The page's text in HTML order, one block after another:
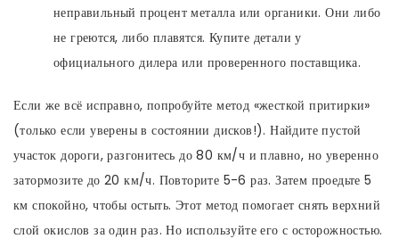
неправильный процент металла или органики. Они либо
не греются, либо плавятся. Купите детали у
официального дилера или проверенного поставщика.
Если же всё исправно, попробуйте метод «жесткой притирки»
(только если уверены в состоянии дисков!). Найдите пустой
участок дороги, разгонитесь до 80 км/ч и плавно, но уверенно
затормозите до 20 км/ч. Повторите 5-6 раз. Затем проедьте 5
км спокойно, чтобы остыть. Этот метод помогает снять верхний
слой окислов за один раз. Но используйте его с осторожностью.